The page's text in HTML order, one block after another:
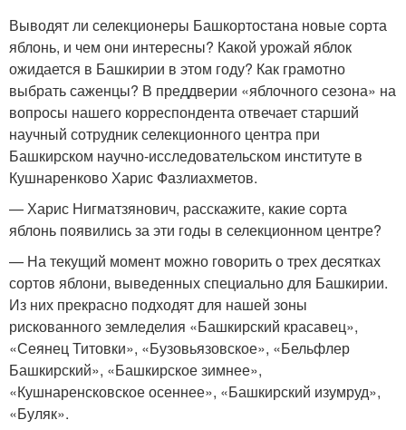
Выводят ли селекционеры Башкортостана новые сорта
яблонь, и чем они интересны? Какой урожай яблок
ожидается в Башкирии в этом году? Как грамотно
выбрать саженцы? В преддверии «яблочного сезона» на
вопросы нашего корреспондента отвечает старший
научный сотрудник селекционного центра при
Башкирском научно-исследовательском институте в
Кушнаренково Харис Фазлиахметов.
— Харис Нигматзянович, расскажите, какие сорта
яблонь появились за эти годы в селекционном центре?
— На текущий момент можно говорить о трех десятках
сортов яблони, выведенных специально для Башкирии.
Из них прекрасно подходят для нашей зоны
рискованного земледелия «Башкирский красавец»,
«Сеянец Титовки», «Бузовьязовское», «Бельфлер
Башкирский», «Башкирское зимнее»,
«Кушнаренсковское осеннее», «Башкирский изумруд»,
«Буляк».